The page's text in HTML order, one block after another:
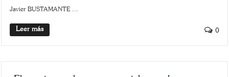
Javier BUSTAMANTE ...
Leer más 0